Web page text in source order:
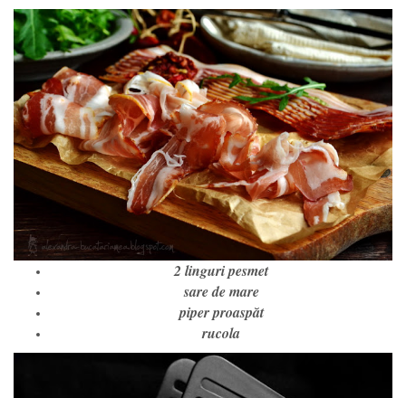
2 linguri pesmet
sare de mare
piper proaspăt
rucola